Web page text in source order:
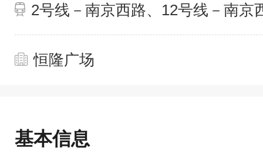
2号线－南京西路、12号线－南京
恒隆广场
基本信息